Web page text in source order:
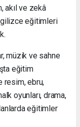
akıl ve zekâ
eğitimleri
müzik ve sahne
eğitim
resim, ebru,
oyunları, drama,
eğitimler